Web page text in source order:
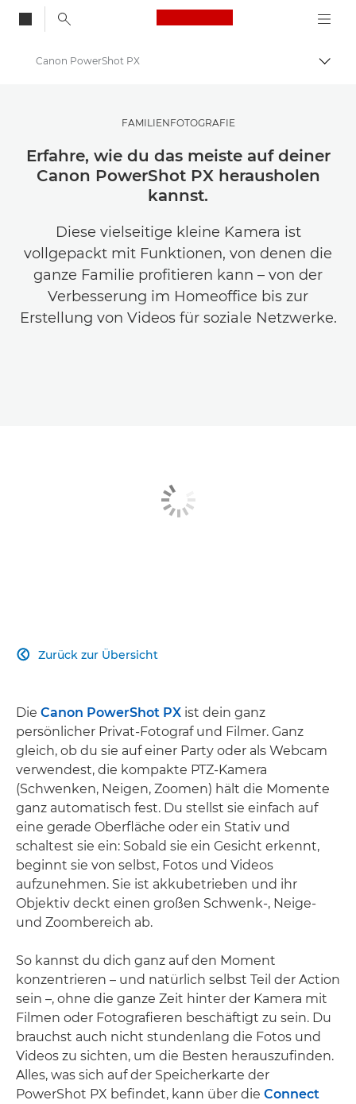
Canon Logo, back
Auf
Lasse dich inspirieren | Tipps zur Fotografie und zum Drucken sowie Kaufratgeber
Fotografie und Druck: Tipps und Techniken
Canon PowerShot PX
FAMILIENFOTOGRAFIE
Erfahre, wie du das meiste auf deiner
Canon PowerShot PX herausholen
kannst.
Diese vielseitige kleine Kamera ist
vollgepackt mit Funktionen, von denen die
ganze Familie profitieren kann – von der
Verbesserung im Homeoffice bis zur
Erstellung von Videos für soziale Netzwerke.
Zurück zur Übersicht

Die Canon PowerShot PX ist dein ganz
persönlicher Privat-Fotograf und Filmer. Ganz
gleich, ob du sie auf einer Party oder als Webcam
verwendest, die kompakte PTZ-Kamera
(Schwenken, Neigen, Zoomen) hält die Momente
ganz automatisch fest. Du stellst sie einfach auf
eine gerade Oberfläche oder ein Stativ und
schaltest sie ein: Sobald sie ein Gesicht erkennt,
beginnt sie von selbst, Fotos und Videos
aufzunehmen. Sie ist akkubetrieben und ihr
Objektiv deckt einen großen Schwenk-, Neige-
und Zoombereich ab.
So kannst du dich ganz auf den Moment
konzentrieren – und natürlich selbst Teil der Action
sein –, ohne die ganze Zeit hinter der Kamera mit
Filmen oder Fotografieren beschäftigt zu sein. Du
brauchst auch nicht stundenlang die Fotos und
Videos zu sichten, um die Besten herauszufinden.
Alles, was sich auf der Speicherkarte der
PowerShot PX befindet, kann über die Connect